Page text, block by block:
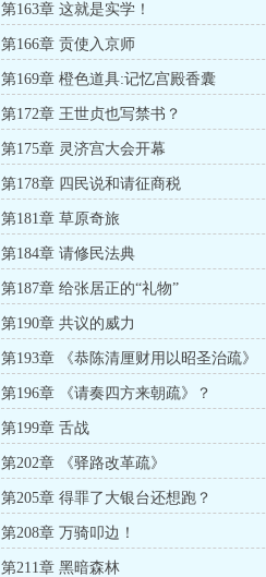
第163章 这就是实学！
第166章 贡使入京师
第169章 橙色道具:记忆宫殿香囊
第172章 王世贞也写禁书？
第175章 灵济宫大会开幕
第178章 四民说和请征商税
第181章 草原奇旅
第184章 请修民法典
第187章 给张居正的“礼物”
第190章 共议的威力
第193章 《恭陈清厘财用以昭圣治疏》
第196章 《请奏四方来朝疏》？
第199章 舌战
第202章 《驿路改革疏》
第205章 得罪了大银台还想跑？
第208章 万骑叩边！
第211章 黑暗森林